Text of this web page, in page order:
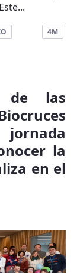
4M
de las
la
en el